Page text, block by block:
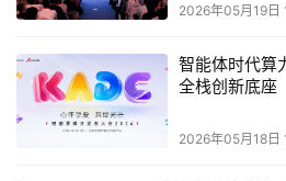
2026年05月19日
智能体时代算
全栈创新底座
2026年05月18日